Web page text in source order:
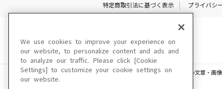
特定商取引法に基づく表示 プライバシ
このサイトに掲載されている一切の文章・画
We use cookies to improve your experience on
our website, to personalize content and ads and
to analyze our traffic. Please click [Cookie
Settings] to customize your cookie settings on
our website.